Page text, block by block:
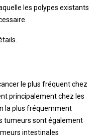
les polypes existants
le plus fréquent chez
principalement chez les
la plus fréquemment
tumeurs sont également
intestinales